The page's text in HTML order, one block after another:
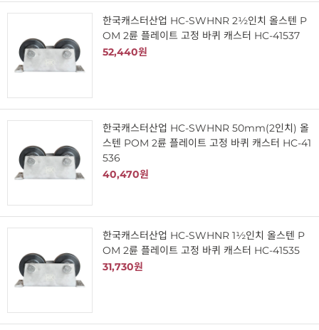
한국캐스터산업 HC-SWHNR 2½인치 올스텐 P
OM 2륜 플레이트 고정 바퀴 캐스터 HC-41537
52,440원
한국캐스터산업 HC-SWHNR 50mm(2인치) 올
스텐 POM 2륜 플레이트 고정 바퀴 캐스터 HC-41
536
40,470원
한국캐스터산업 HC-SWHNR 1½인치 올스텐 P
OM 2륜 플레이트 고정 바퀴 캐스터 HC-41535
31,730원